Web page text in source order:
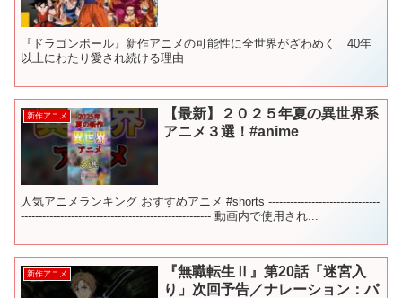
『ドラゴンボール』新作アニメの可能性に全世界がざわめく 40年
以上にわたり愛され続ける理由
新作アニメ
【最新】２０２５年夏の異世界系
アニメ３選！#anime
人気アニメランキング おすすめアニメ #shorts -------------------------------
----------------------------------------------------- 動画内で使用され...
新作アニメ
『無職転生Ⅱ』第20話「迷宮入
り」次回予告／ナレーション：パ